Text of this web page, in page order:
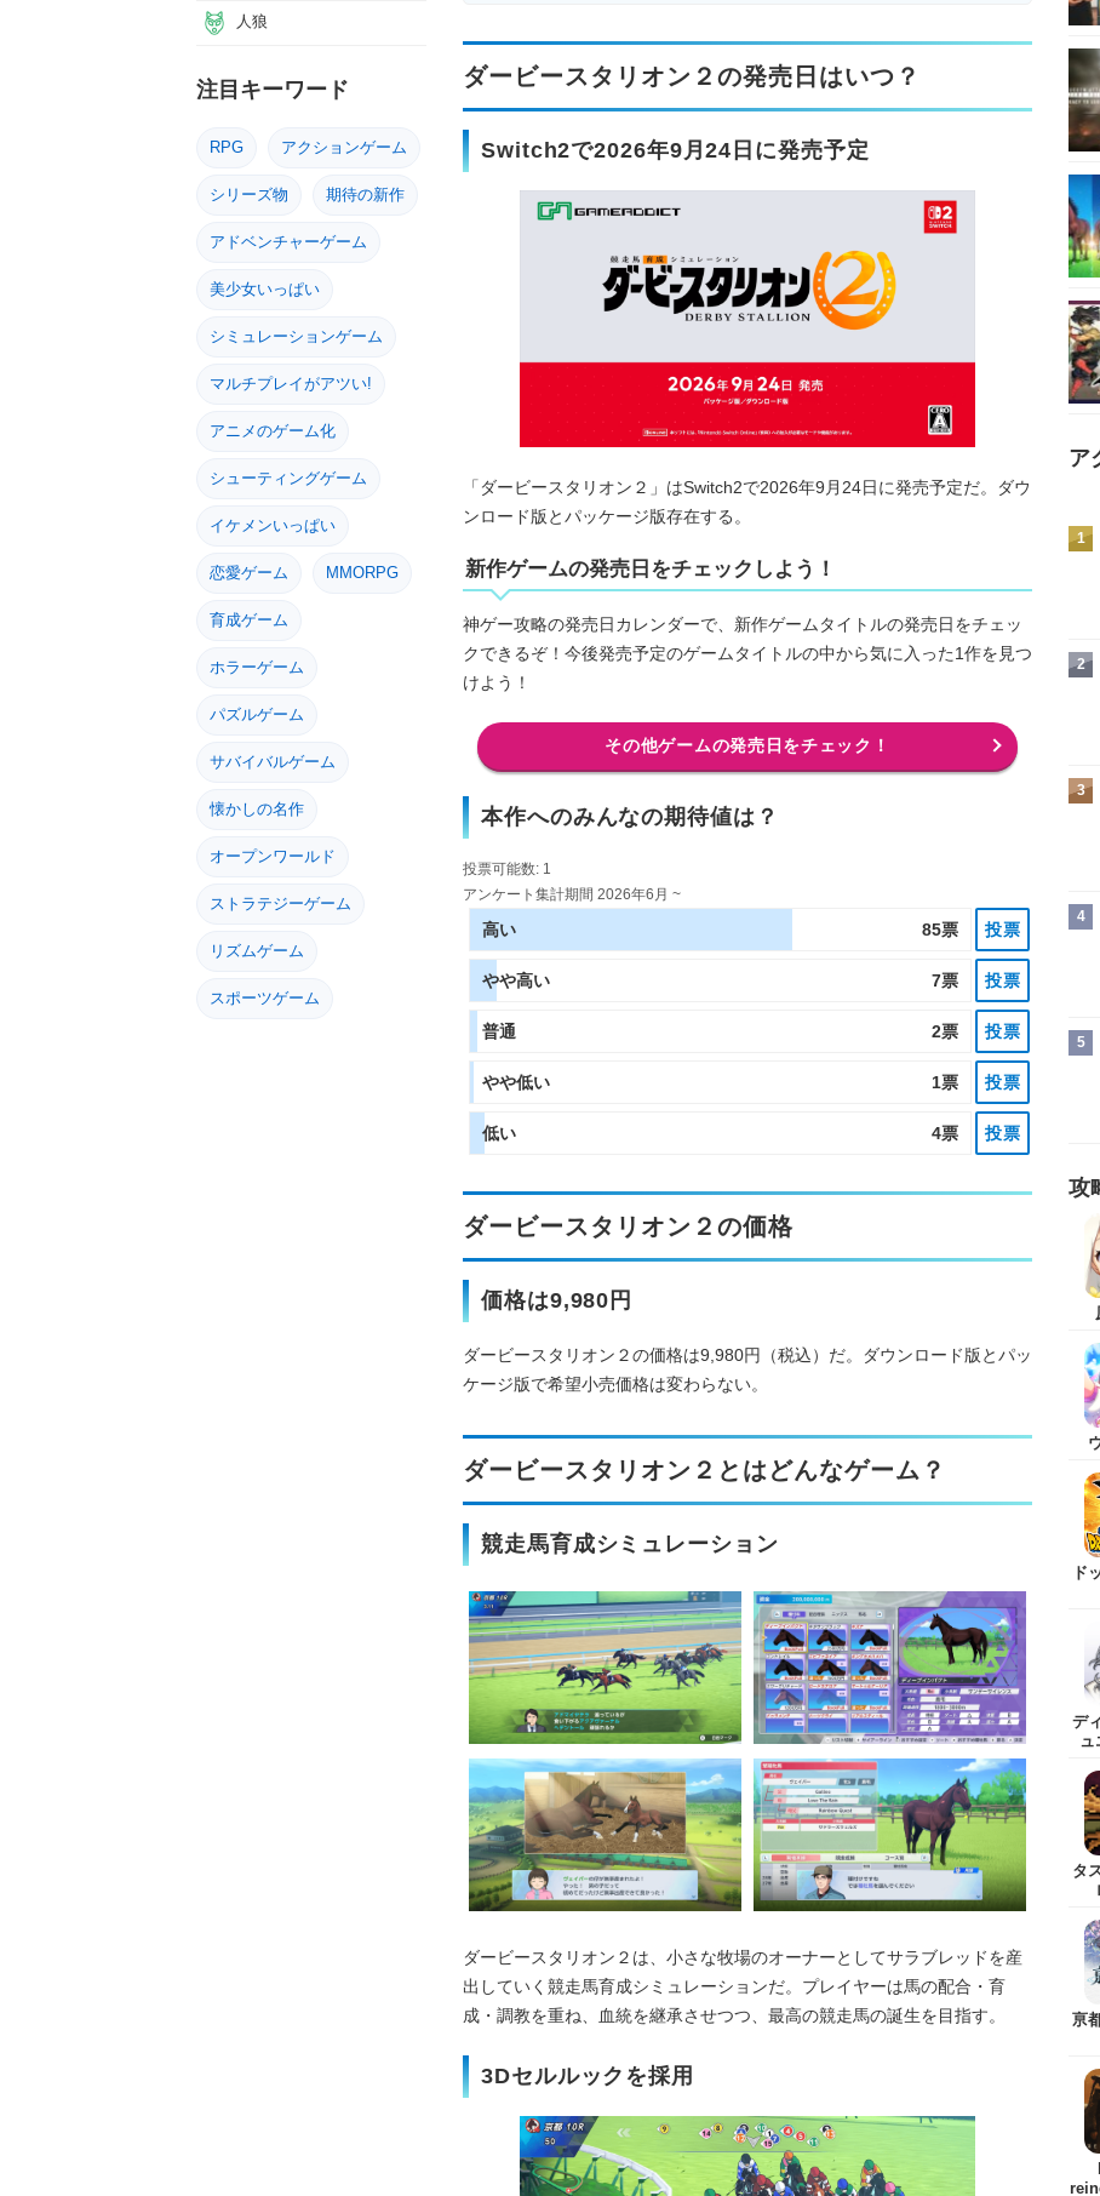
人狼
注目キーワード
RPG アクションゲーム
シリーズ物 期待の新作
アドベンチャーゲーム
美少女いっぱい
シミュレーションゲーム
マルチプレイがアツい!
アニメのゲーム化
シューティングゲーム
イケメンいっぱい
恋愛ゲーム MMORPG
育成ゲーム
ホラーゲーム
パズルゲーム
サバイバルゲーム
懐かしの名作
オープンワールド
ストラテジーゲーム
リズムゲーム
スポーツゲーム
ダービースタリオン２の発売日はいつ？
Switch2で2026年9月24日に発売予定
「ダービースタリオン２」はSwitch2で2026年9月24日に発売予定だ。ダウ
ンロード版とパッケージ版存在する。
新作ゲームの発売日をチェックしよう！
神ゲー攻略の発売日カレンダーで、新作ゲームタイトルの発売日をチェッ
クできるぞ！今後発売予定のゲームタイトルの中から気に入った1作を見つ
けよう！
その他ゲームの発売日をチェック！
本作へのみんなの期待値は？
投票可能数: 1
アンケート集計期間 2026年6月 ~
高い 85票 投票
やや高い 7票 投票
普通 2票 投票
やや低い 1票 投票
低い 4票 投票
ダービースタリオン２の価格
価格は9,980円
ダービースタリオン２の価格は9,980円（税込）だ。ダウンロード版とパッ
ケージ版で希望小売価格は変わらない。
ダービースタリオン２とはどんなゲーム？
競走馬育成シミュレーション
ダービースタリオン２は、小さな牧場のオーナーとしてサラブレッドを産
出していく競走馬育成シミュレーションだ。プレイヤーは馬の配合・育
成・調教を重ね、血統を継承させつつ、最高の競走馬の誕生を目指す。
3Dセルルックを採用
ア
1
2
3
4
5
攻
ド
デ
ュ
タ
亰